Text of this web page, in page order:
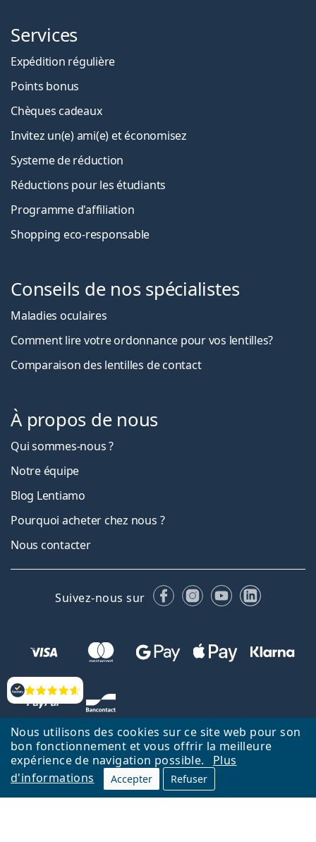
Nous utilisons des cookies sur ce site web pour son
bon fonctionnement et vous offrir la meilleure
expérience de navigation possible.
Plus
d'informations
Accepter Refuser
Évaluation
Services
Expédition régulière
Points bonus
Chèques cadeaux
Invitez un(e) ami(e) et économisez
Systeme de réduction
Réductions pour les étudiants
Programme d'affiliation
Shopping eco-responsable
Conseils de nos spécialistes
Maladies oculaires
Comment lire votre ordonnance pour vos lentilles?
Comparaison des lentilles de contact
À propos de nous
Qui sommes-nous ?
Notre équipe
Blog Lentiamo
Pourquoi acheter chez nous ?
Nous contacter
Suivez-nous sur FacebookInstagram
YouTubeLinkedIn
Retour à la page d'accueil Haut
Nederlands